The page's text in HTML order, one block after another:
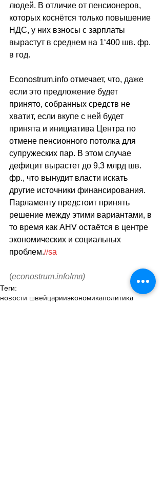
людей. В отличие от пенсионеров,
которых коснётся только повышение
НДС, у них взносы с зарплаты
вырастут в среднем на 1‘400 шв. фр.
в год.
Econostrum.info отмечает, что, даже
если это предложение будет
принято, собранных средств не
хватит, если вкупе с ней будет
принята и инициатива Центра по
отмене пенсионного потолка для
супружеских пар. В этом случае
дефицит вырастет до 9,3 млрд шв.
фр., что вынудит власти искать
другие источники финансирования.
Парламенту предстоит принять
решение между этими вариантами, в
то время как AHV остаётся в центре
экономических и социальных
проблем.//sa
(еconostrum.info/тв)
Теги:
новости швейцарииэкономикаполитика